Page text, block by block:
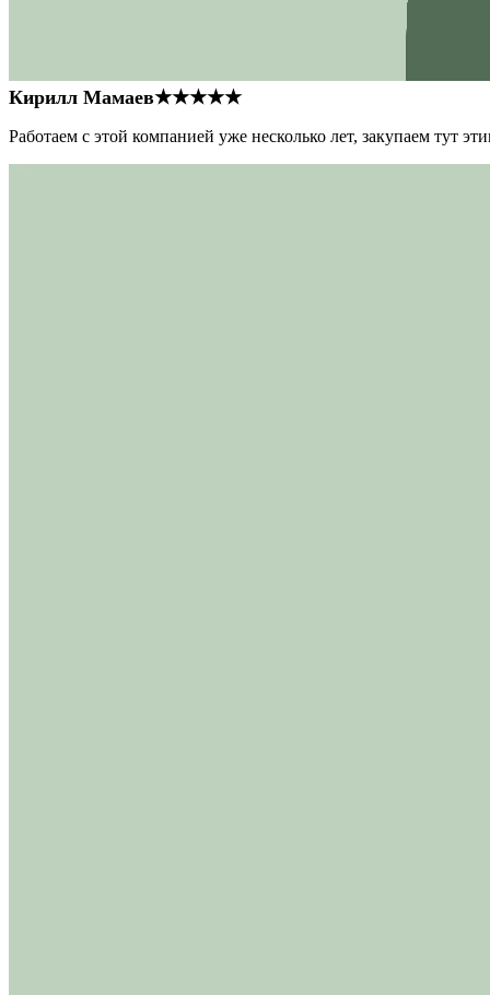
Кирилл Мамаев★★★★★
Работаем с этой компанией уже несколько лет, закупаем тут